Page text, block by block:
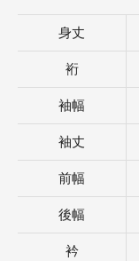
身丈
裄
袖幅
袖丈
前幅
後幅
衿